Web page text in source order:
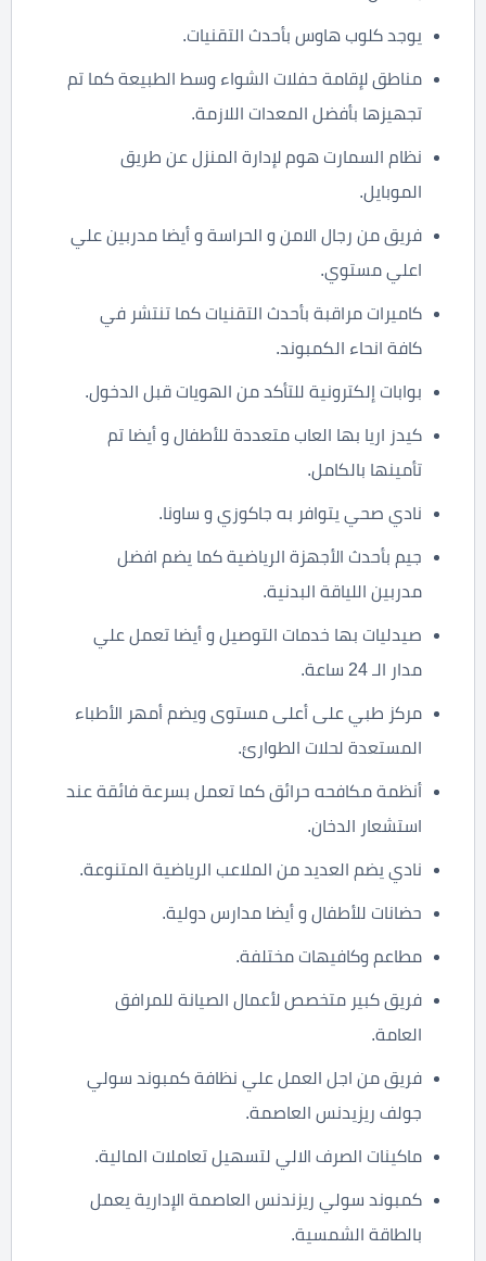
يوجد كلوب هاوس بأحدث التقنيات.
مناطق لإقامة حفلات الشواء وسط الطبيعة كما تم
تجهيزها بأفضل المعدات اللازمة.
نظام السمارت هوم لإدارة المنزل عن طريق
الموبايل.
فريق من رجال الامن و الحراسة و أيضا مدربين علي
اعلي مستوي.
كاميرات مراقبة بأحدث التقنيات كما تنتشر في
كافة انحاء الكمبوند.
بوابات إلكترونية للتأكد من الهويات قبل الدخول.
كيدز اريا بها العاب متعددة للأطفال و أيضا تم
تأمينها بالكامل.
نادي صحي يتوافر به جاكوزي و ساونا.
جيم بأحدث الأجهزة الرياضية كما يضم افضل
مدربين اللياقة البدنية.
صيدليات بها خدمات التوصيل و أيضا تعمل علي
مدار الـ 24 ساعة.
مركز طبي على أعلى مستوى ويضم أمهر الأطباء
المستعدة لحلات الطوارئ.
أنظمة مكافحه حرائق كما تعمل بسرعة فائقة عند
استشعار الدخان.
نادي يضم العديد من الملاعب الرياضية المتنوعة.
حضانات للأطفال و أيضا مدارس دولية.
مطاعم وكافيهات مختلفة.
فريق كبير متخصص لأعمال الصيانة للمرافق
العامة.
فريق من اجل العمل علي نظافة كمبوند سولي
جولف ريزيدنس العاصمة.
ماكينات الصرف الالي لتسهيل تعاملات المالية.
كمبوند سولي ريزندنس العاصمة الإدارية يعمل
بالطاقة الشمسية.